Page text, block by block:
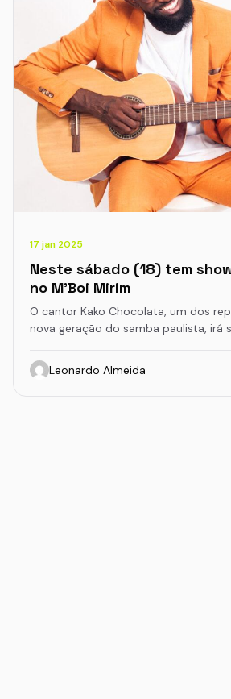
17 jan 2025
Neste sábado (18) tem
no M’Boi Mirim
O cantor Kako Chocolata, um dos
nova geração do samba paulista, irá
Leonardo Almeida